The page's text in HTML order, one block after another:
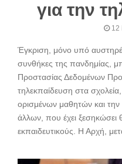
για την
12
Έγκριση, μόνο υπό
συνθήκες της πανδημίας,
Προστασίας Δεδομένων
τηλεκπαίδευση στα
ορισμένων μαθητών και
άλλων, που έχει ξεσηκώσει
εκπαιδευτικούς. Η Αρχή,